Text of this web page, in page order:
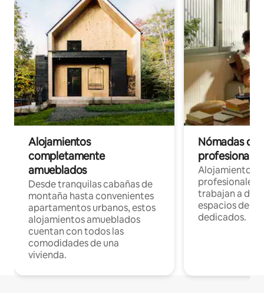
Alojamientos
completamente
amueblados
Desde tranquilas cabañas de
montaña hasta convenientes
apartamentos urbanos, estos
alojamientos amueblados
cuentan con todos las
comodidades de una
vivienda.
Nómadas
Alojamientos
profesionales
trabajan a
espacios de
dedicados.